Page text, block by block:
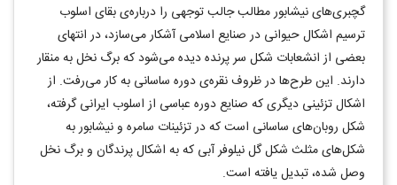
گچبری‌های نیشابور مطالب جالب توجهی را درباره‌ی بقای اسلوب
ترسیم اشکال حیوانی در صنایع اسلامی آشکار می‌سازد، در انتهای
بعضی از انشعابات شکل سر پرنده دیده می‌شود که برگ نخل به منقار
دارند. این طرح‌ها در ظروف نقره‌ی دوره ساسانی به کار می‌رفت. از
اشکال تزئینی دیگری که صنایع دوره عباسی از اسلوب ایرانی گرفته،
شکل روبان‌های ساسانی است که در تزئینات سامره و نیشابور به
شکل‌های مثلث شکل گل نیلوفر آبی که به اشکال پرندگان و برگ نخل
وصل شده، تبدیل یافته است.